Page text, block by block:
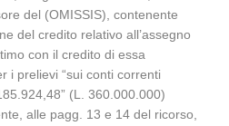
del (OMISSIS), contenente
del credito relativo all’assegno
con il credito di essa
i prelievi “sui conti correnti
(L. 360.000.000)
alle pagg. 13 e 14 del ricorso,